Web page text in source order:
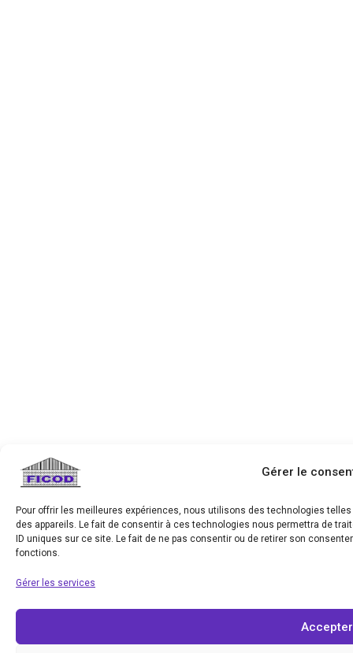
Gérer le
Pour offrir les meilleures expériences, nous utilisons des technologies
des appareils. Le fait de consentir à ces technologies nous permettra de
ID uniques sur ce site. Le fait de ne pas consentir ou de retirer son
fonctions.
Gérer les services
Accepter